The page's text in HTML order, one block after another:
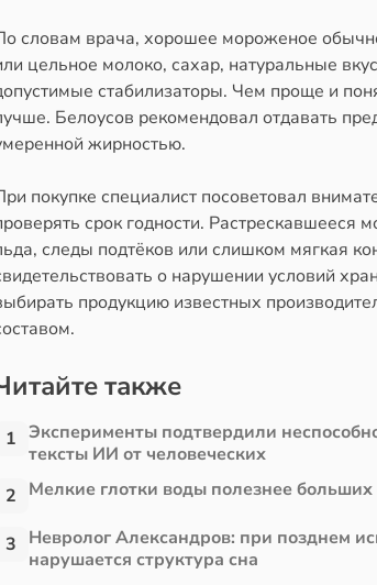
словам врача, хорошее мороженое
цельное молоко, сахар, натуральные
стабилизаторы. Чем проще и
Белоусов рекомендовал отдавать
жирностью.
покупке специалист посоветовал
срок годности. Растрескавшееся
следы подтёков или слишком мягкая
о нарушении условий
продукцию известных
также
1 Эксперименты подтвердили
тексты ИИ от человеческих
2 Мелкие глотки воды полезнее
3 Невролог Александров: при позднем
нарушается структура сна